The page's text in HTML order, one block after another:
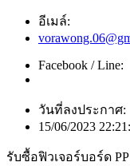
อีเมล์:
Facebook / Line:
วันที่ลงประกาศ:
15/06/2023
รับซื้อฟิวเจอร์บอร์ด